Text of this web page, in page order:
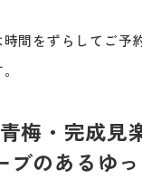
間をずらしてご予
青梅・完成見
ブのあるゆ